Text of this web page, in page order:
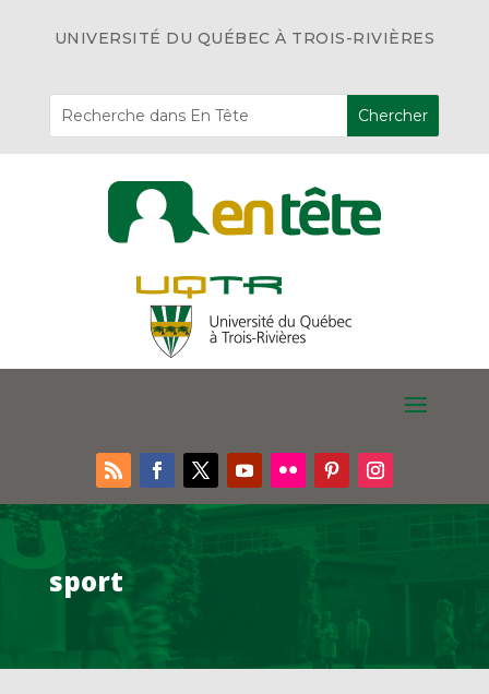
UNIVERSITÉ DU QUÉBEC À TROIS-RIVIÈRES
sport